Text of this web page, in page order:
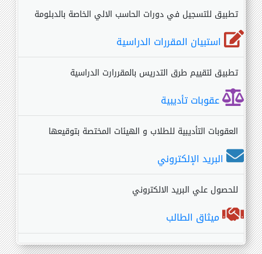
تطبيق للتسجيل في دورات الحاسب الالي الخاصة بالدبلومة
استبيان المقررات الدراسية
تطبيق لتقييم طرق التدريس بالمقررارت الدراسية
عقوبات تأديبية
العقوبات التأديبية للطلاب و الهيئات المختصة بتوقيعها
البريد الإلكتروني
للحصول علي البريد الالكتروني
ميثاق الطالب